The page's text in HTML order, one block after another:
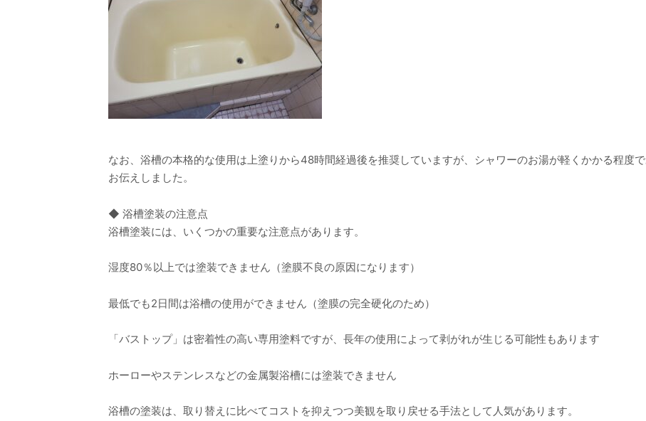
なお、浴槽の本格的な使用は上塗りから48時間経過後を推奨していますが、シャワーのお湯が軽くかかる程度
お伝えしました。
◆ 浴槽塗装の注意点
浴槽塗装には、いくつかの重要な注意点があります。
湿度80％以上では塗装できません（塗膜不良の原因になります）
最低でも2日間は浴槽の使用ができません（塗膜の完全硬化のため）
「バストップ」は密着性の高い専用塗料ですが、長年の使用によって剥がれが生じる可能性もあります
ホーローやステンレスなどの金属製浴槽には塗装できません
浴槽の塗装は、取り替えに比べてコストを抑えつつ美観を取り戻せる手法として人気があります。